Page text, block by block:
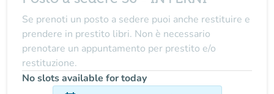
Se prenoti un posto a sedere puoi anche restituire e
prendere in prestito libri. Non è necessario
prenotare un appuntamento per prestito e/o
restituzione.
No slots available for today